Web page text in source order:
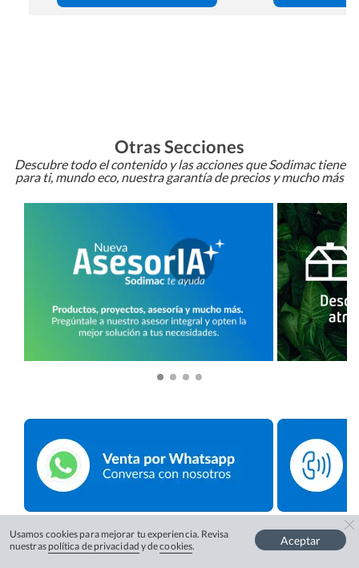
Otras Secciones
Descubre todo el contenido y las acciones que Sodimac tiene
para ti, mundo eco, nuestra garantía de precios y mucho más
Usamos cookies para mejorar tu experiencia. Revisa
nuestras política de privacidad y decookies. Aceptar